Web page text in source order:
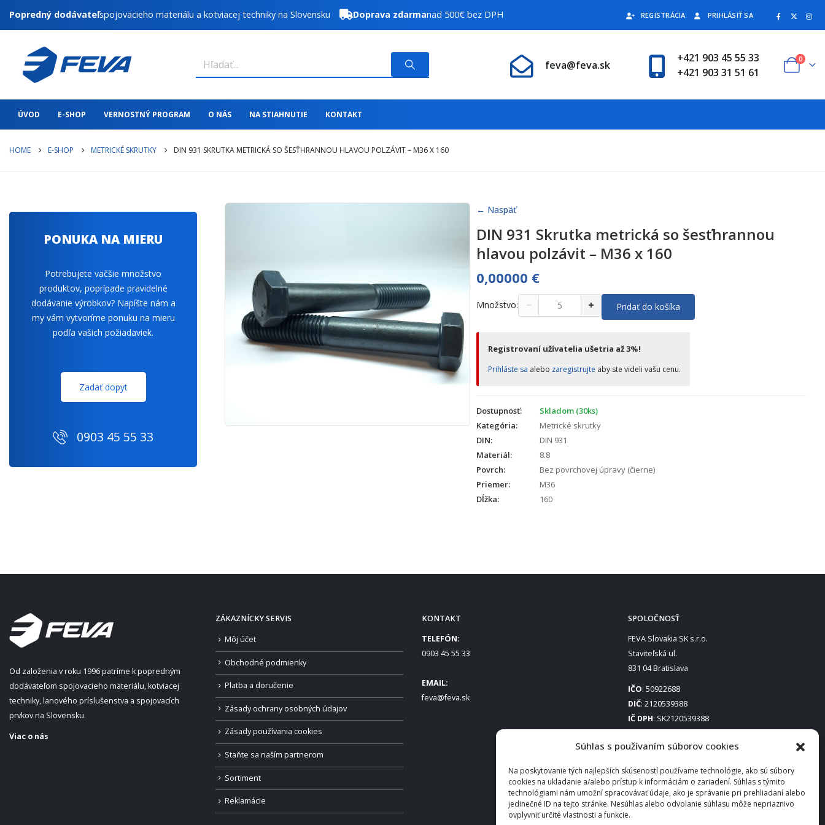
Súhlas s používaním súborov cookies
Na poskytovanie tých najlepších skúseností používame technológie, ako sú súbory
cookies na ukladanie a/alebo prístup k informáciám o zariadení. Súhlas s týmito
technológiami nám umožní spracovávať údaje, ako je správanie pri prehliadaní alebo
jedinečné ID na tejto stránke. Nesúhlas alebo odvolanie súhlasu môže nepriaznivo
ovplyvniť určité vlastnosti a funkcie.
Popredný dodávateľspojovacieho materiálu a kotviacej techniky na Slovensku Doprava zdarmanad 500€ bez DPH REGISTRÁCIA PRIHLÁSIŤ SA
feva@feva.sk
+421 903 45 55 33
+421 903 31 51 61
0
ÚVOD E-SHOP VERNOSTNÝ PROGRAM O NÁS NA STIAHNUTIE KONTAKT
HOME E-SHOP METRICKÉ SKRUTKY DIN 931 SKRUTKA METRICKÁ SO ŠESŤHRANNOU HLAVOU POLZÁVIT – M36 X 160
← Naspäť
DIN 931 Skrutka metrická so šesťhrannou
hlavou polzávit – M36 x 160
0,00000 €
Množstvo: − + Pridať do košíka
Registrovaní užívatelia ušetria až 3%!
Prihláste sa alebo zaregistrujte aby ste videli vašu cenu.
Dostupnosť:
Skladom (30ks)
Kategória:
Metrické skrutky
DIN:
DIN 931
Materiál:
8.8
Povrch:
Bez povrchovej úpravy (čierne)
Priemer:
M36
Dĺžka:
160
PONUKA NA MIERU
Potrebujete väčšie množstvo
produktov, poprípade pravidelné
dodávanie výrobkov? Napíšte nám a
my vám vytvoríme ponuku na mieru
podľa vašich požiadaviek.
Zadať dopyt
0903 45 55 33
Od založenia v roku 1996 patríme k popredným
dodávateľom spojovacieho materiálu, kotviacej
techniky, lanového príslušenstva a spojovacích
prvkov na Slovensku.
Viac o nás
ZÁKAZNÍCKY SERVIS
Môj účet
Obchodné podmienky
Platba a doručenie
Zásady ochrany osobných údajov
Zásady používania cookies
Staňte sa naším partnerom
Sortiment
Reklamácie
KONTAKT
TELEFÓN:
0903 45 55 33
EMAIL:
feva@feva.sk
SPOLOČNOSŤ
FEVA Slovakia SK s.r.o.
Staviteľská ul.
831 04 Bratislava
IČO: 50922688
DIČ: 2120539388
IČ DPH: SK2120539388